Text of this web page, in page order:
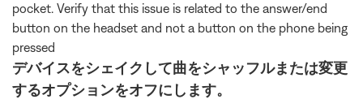
pocket. Verify that this issue is related to the answer/end
button on the headset and not a button on the phone being
pressed
デバイスをシェイクして曲をシャッフルまたは変更
するオプションをオフにします。